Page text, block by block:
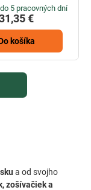
5 pracovných dní
€
košíka
a od svojho
zošívačiek a